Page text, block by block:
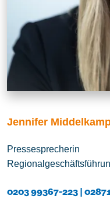
Jennifer
Pressesprecherin
0203 99367-223 |